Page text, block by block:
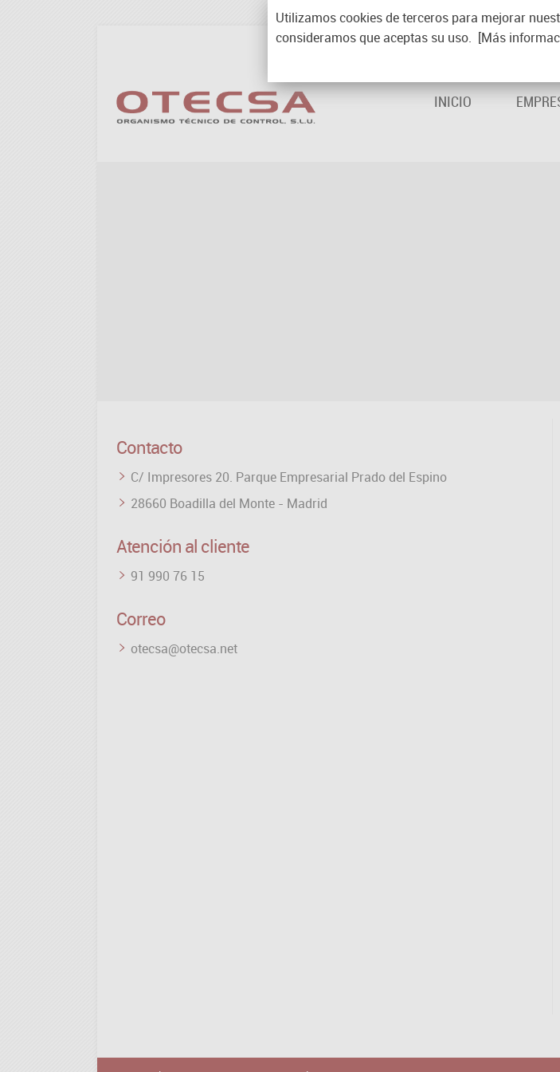
INICIO
Contacto
C/ Impresores 20. Parque Empresarial Prado del Espino
28660 Boadilla del Monte - Madrid
Atención al cliente
91 990 76 15
Correo
otecsa@otecsa.net
Utilizamos cookies de terceros para mejorar
consideramos que aceptas su uso. [Más